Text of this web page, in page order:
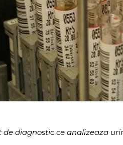
de diagnostic ce analizeaza